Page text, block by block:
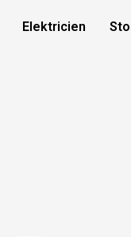
Elektricien